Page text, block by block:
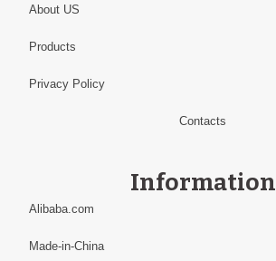
About US
Products
Privacy Policy
Contacts
Information
Alibaba.com
Made-in-China